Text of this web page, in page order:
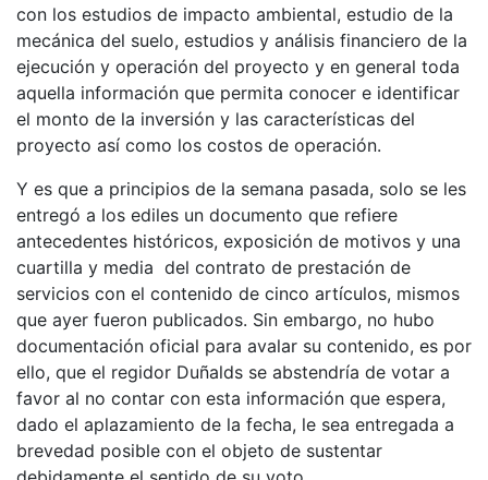
con los estudios de impacto ambiental, estudio de la
mecánica del suelo, estudios y análisis financiero de la
ejecución y operación del proyecto y en general toda
aquella información que permita conocer e identificar
el monto de la inversión y las características del
proyecto así como los costos de operación.
Y es que a principios de la semana pasada, solo se les
entregó a los ediles un documento que refiere
antecedentes históricos, exposición de motivos y una
cuartilla y media del contrato de prestación de
servicios con el contenido de cinco artículos, mismos
que ayer fueron publicados. Sin embargo, no hubo
documentación oficial para avalar su contenido, es por
ello, que el regidor Duñalds se abstendría de votar a
favor al no contar con esta información que espera,
dado el aplazamiento de la fecha, le sea entregada a
brevedad posible con el objeto de sustentar